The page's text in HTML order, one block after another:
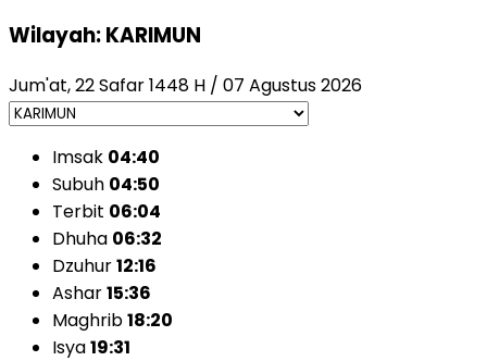
Wilayah: KARIMUN
Jum'at, 22 Safar 1448 H / 07 Agustus 2026
Imsak 04:40
Subuh 04:50
Terbit 06:04
Dhuha 06:32
Dzuhur12:16
Ashar15:36
Maghrib18:20
Isya19:31